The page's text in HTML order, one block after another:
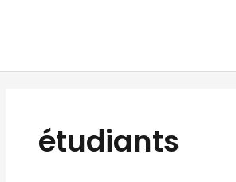
étudiants